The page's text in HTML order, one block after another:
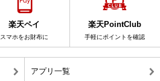
楽天ペイ
スマホをお財布に
楽天PointClub
手軽にポイントを確認
アプリ一覧